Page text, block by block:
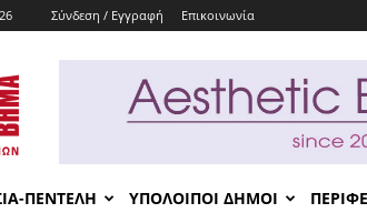
Σύνδεση / Εγγραφή Επικοινωνία
ΠΕΝΤΕΛΗ ΥΠΟΛΟΙΠΟΙ ΔΗΜΟΙ